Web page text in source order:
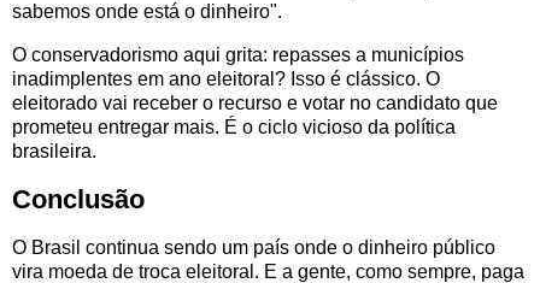
sabemos onde está o dinheiro".
O conservadorismo aqui grita: repasses a municípios
inadimplentes em ano eleitoral? Isso é clássico. O
eleitorado vai receber o recurso e votar no candidato que
prometeu entregar mais. É o ciclo vicioso da política
brasileira.
Conclusão
O Brasil continua sendo um país onde o dinheiro público
vira moeda de troca eleitoral. E a gente, como sempre, paga